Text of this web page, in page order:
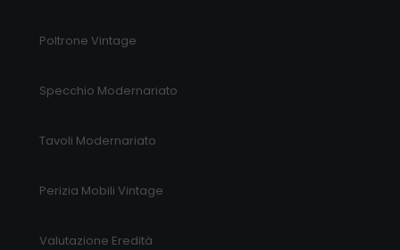
Poltrone Vintage
Specchio Modernariato
Tavoli Modernariato
Perizia Mobili Vintage
Valutazione Eredità